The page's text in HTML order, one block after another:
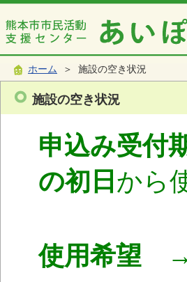
ホーム ＞ 施設の空き状況
施設の空き状況
申込み受付
の初日 から
使用希望 →